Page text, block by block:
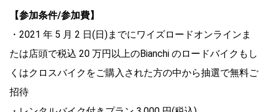
【参加条件/参加費】
・2021 年 5 月 2 日(日)までにワイズロードオンラインま
たは店頭で税込 20 万円以上のBianchi のロードバイクもし
くはクロスバイクをご購入された方の中から抽選で無料ご
招待